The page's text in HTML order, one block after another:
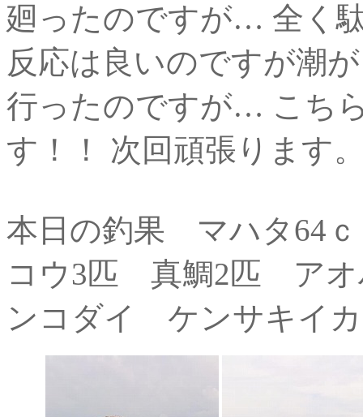
廻ったのですが… 全く
反応は良いのですが潮
行ったのですが… こち
す！！ 次回頑張ります
本日の釣果 マハタ64
コウ3匹 真鯛2匹 ア
ンコダイ ケンサキイカ